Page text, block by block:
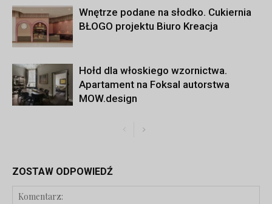
Wnętrze podane na słodko. Cukiernia
BŁOGO projektu Biuro Kreacja
Hołd dla włoskiego wzornictwa.
Apartament na Foksal autorstwa
MOW.design
ZOSTAW ODPOWIEDŹ